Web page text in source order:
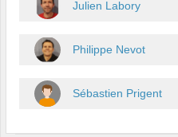
Julien Labory
Philippe Nevot
Sébastien Prigent